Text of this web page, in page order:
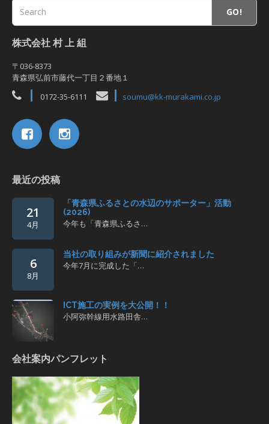
GO!
株式会社 村 上 組
〒036-8373
青森県弘前市藤代一丁目２番地１
0172-35-6111
soumu@kk-murakami.co.jp
最近の投稿
21
4月
「青森県ふるさとの水辺のサポーター」活動
(2026)
今年も「青森県ふるさ…
6
8月
当社の取り組みが新聞に紹介されました
今年7月に完成した「…
ICT施工の実例を大公開！！
小阿弥幹線用水路田舎…
会社案内パンフレット